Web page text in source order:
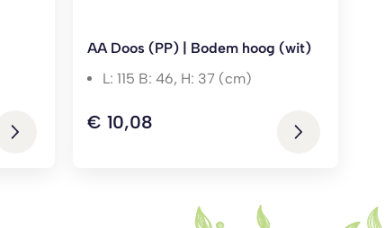
AA Doos (PP) | Bodem hoog (wit)
L: 115 B: 46, H: 37 (cm)
€ 10,08